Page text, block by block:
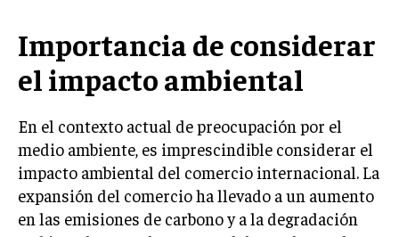
TALENTO
COMPENSACIÓN Y BENEFICIOS
DESARROLLO DE PERSONAL
GESTIÓN DEL DESEMPEÑO
CULTURA Y CLIMA ORGANIZACIONAL
Importancia de considerar
el impacto ambiental
En el contexto actual de preocupación por el
medio ambiente, es imprescindible considerar el
impacto ambiental del comercio internacional. La
expansión del comercio ha llevado a un aumento
en las emisiones de carbono y a la degradación